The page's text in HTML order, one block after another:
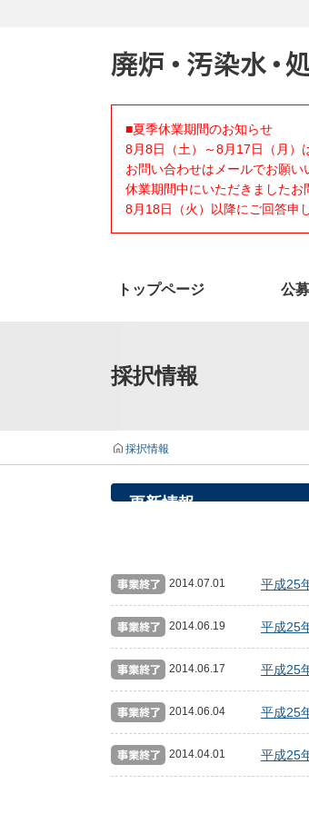
■夏季休業期間のお知らせ
8月8日（土）～8月17日（月）
お問い合わせはメールでお願い
休業期間中にいただきましたお
8月18日（火）以降にご回答申
トップページ 公
採択情報
採択情報
更新情報
2014.07.01 平成25
2014.06.19 平成25
2014.06.17 平成25
2014.06.04 平成25
2014.04.01 平成25